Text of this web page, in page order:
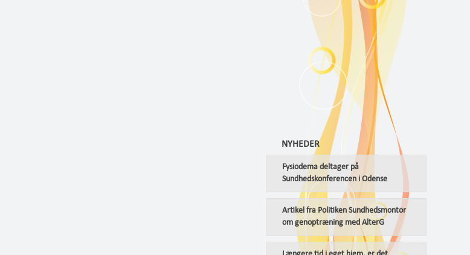
NYHEDER
Fysiodema deltager på
Sundhedskonferencen i Odense
Artikel fra Politiken Sundhedsmontor
om genoptræning med AlterG